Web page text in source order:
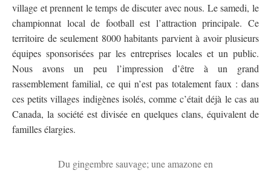
village et prennent le temps de discuter avec nous. Le samedi, le
championnat local de football est l’attraction principale. Ce
territoire de seulement 8000 habitants parvient à avoir plusieurs
équipes sponsorisées par les entreprises locales et un public.
Nous avons un peu l’impression d’être à un grand
rassemblement familial, ce qui n’est pas totalement faux : dans
ces petits villages indigènes isolés, comme c’était déjà le cas au
Canada, la société est divisée en quelques clans, équivalent de
familles élargies.
Du gingembre sauvage; une amazone en